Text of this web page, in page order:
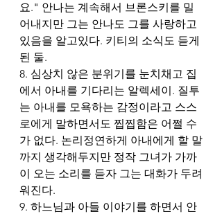
요." 안나는 계속해서 브론스키를 밀
어내지만 그는 안나도 그를 사랑하고
있음을 알고있다. 키티의 소식도 듣게
된 둘.
8. 심상치 않은 분위기를 눈치채고 집
에서 아내를 기다리는 알렉세이. 질투
는 아내를 모욕하는 감정이라고 스스
로에게 말하면서도 찝찝함은 어쩔 수
가 없다. 논리정연하게 아내에게 할 말
까지 생각해두지만 정작 그녀가 가까
이 오는 소리를 듣자 그는 대화가 두려
워진다.
9. 하느님과 아들 이야기를 하면서 안